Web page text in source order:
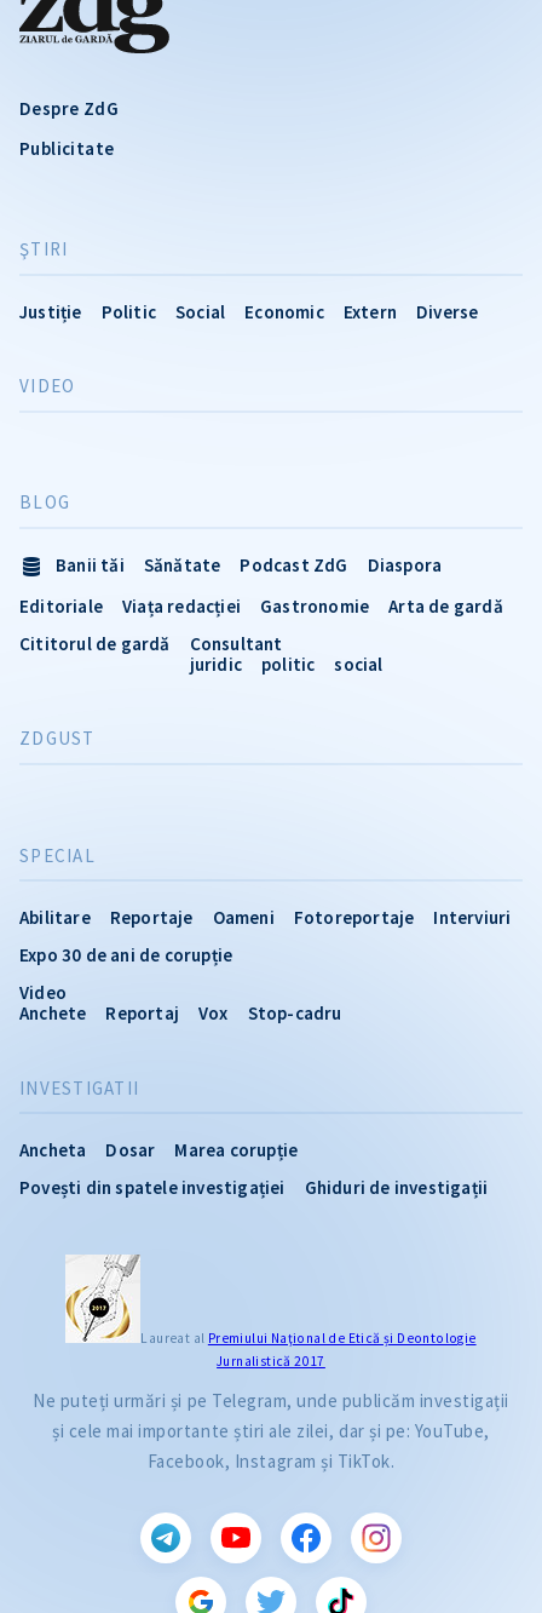
Despre ZdG
Publicitate
ŞTIRI
Justiție Politic Social Economic Extern Diverse
INVESTIGATII
Ancheta Dosar
Marea corupție
Povești din spatele investigației
Ghiduri de investigații
VIDEO
SPECIAL
Abilitare Reportaje Oameni Fotoreportaje
Interviuri
Expo 30 de ani de corupție
Video
Anchete
Reportaj Vox Stop-cadru
BLOG
Banii tăi Sănătate Podcast ZdG
Diaspora
Editoriale
Viața redacției Gastronomie
Arta de gardă
Cititorul de gardă
Consultant
juridic
politic social
ZDGUST
Laureat al Premiului Naţional de Etică și Deontologie
Jurnalistică 2017
Ne puteți urmări și pe Telegram, unde publicăm investigații
și cele mai importante știri ale zilei, dar și pe: YouTube,
Facebook, Instagram și TikTok.